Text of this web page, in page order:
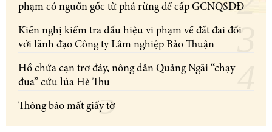
phạm có nguồn gốc từ phá rừng để cấp GCNQSDĐ
Kiến nghị kiểm tra dấu hiệu vi phạm về đất đai đối
với lãnh đạo Công ty Lâm nghiệp Bảo Thuận
Hồ chứa cạn trơ đáy, nông dân Quảng Ngãi “chạy
đua” cứu lúa Hè Thu
Thông báo mất giấy tờ